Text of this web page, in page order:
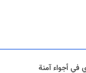
في أجواء آمنة